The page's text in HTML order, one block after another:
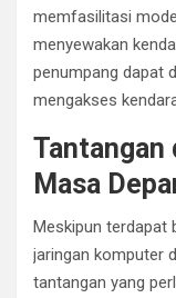
memfasilitasi
menyewakan
penumpang dapat
mengakses
Tantangan
Masa
Meskipun terdapat
jaringan komputer
tantangan yang